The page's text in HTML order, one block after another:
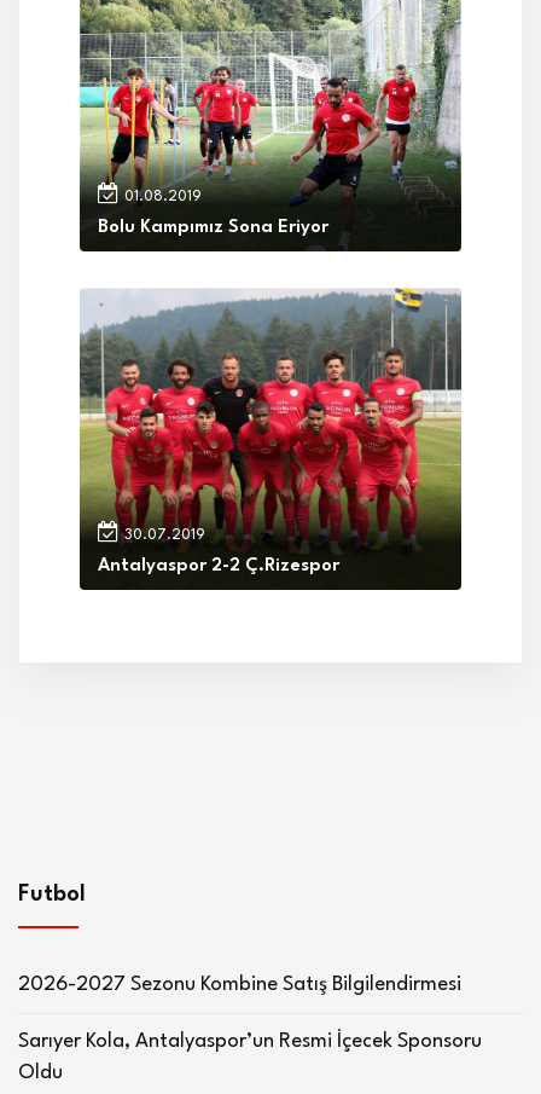
01.08.2019
Bolu Kampımız Sona Eriyor
30.07.2019
Antalyaspor 2-2 Ç.Rizespor
Futbol
2026-2027 Sezonu Kombine Satış Bilgilendirmesi
Sarıyer Kola, Antalyaspor’un Resmi İçecek Sponsoru
Oldu